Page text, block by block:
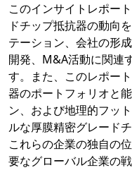
このインサイトレポー
ドチップ抵抗器の動向
テーション、会社の形
開発、M&A活動に関連
す。また、このレポー
器のポートフォリオと
ン、および地理的フッ
ルな厚膜精密グレード
これらの企業の独自の
要なグローバル企業の